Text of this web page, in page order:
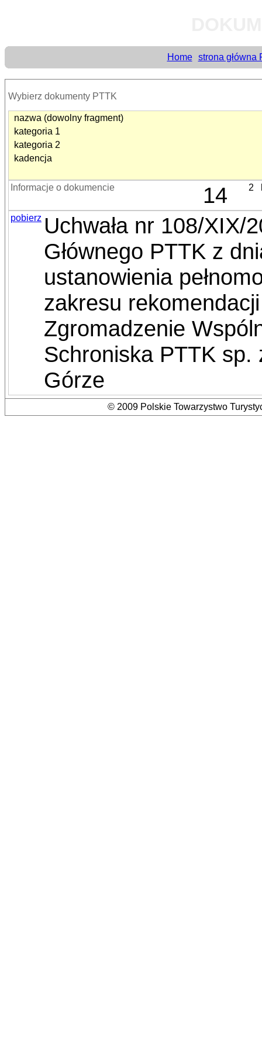
Home strona główna
Wybierz dokumenty PTTK
nazwa (dowolny fragment)
kategoria 1
kategoria 2
kadencja
Informacje o dokumencie 14 2
pobierz Uchwała nr 108/XIX/
Głównego PTTK z
ustanowienia
zakresu
Zgromadzenie
Schroniska PTTK
Górze
© 2009 Polskie Towarzystwo